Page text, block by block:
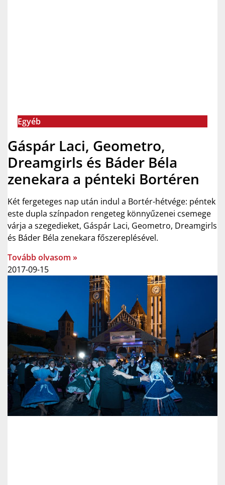
Egyéb
Gáspár Laci, Geometro,
Dreamgirls és Báder Béla
zenekara a pénteki Bortéren
Két fergeteges nap után indul a Bortér-hétvége: péntek
este dupla színpadon rengeteg könnyűzenei csemege
várja a szegedieket, Gáspár Laci, Geometro, Dreamgirls
és Báder Béla zenekara főszereplésével.
Tovább olvasom »
2017-09-15